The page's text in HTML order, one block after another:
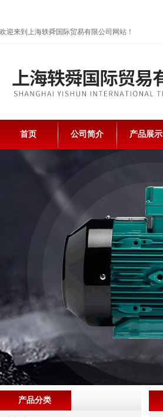
欢迎来到上海轶舜国际贸易有限公司网站！
首页 公司简介 产品展示
产品分类